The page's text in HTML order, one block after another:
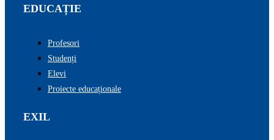
EDUCAȚIE
Profesori
Studenți
Elevi
Proiecte educaționale
EXIL